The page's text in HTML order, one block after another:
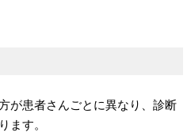
が患者さんごとに異なり、診断
ます。